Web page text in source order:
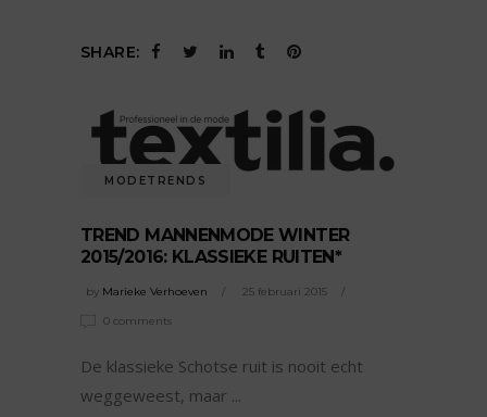
SHARE:
MODETRENDS
TREND MANNENMODE WINTER
2015/2016: KLASSIEKE RUITEN*
by Marieke Verhoeven 25 februari 2015
0 comments
De klassieke Schotse ruit is nooit echt
weggeweest, maar